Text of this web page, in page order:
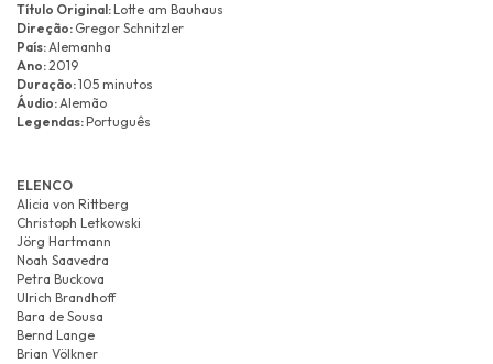
Título Original:Lotte am Bauhaus
Direção: Gregor Schnitzler
País:Alemanha
Ano:2019
Duração:105 minutos
Áudio:Alemão
Legendas:Português
ELENCO
Alicia von Rittberg
Christoph Letkowski
Jörg Hartmann
Noah Saavedra
Petra Buckova
Ulrich Brandhoff
Bara de Sousa
Bernd Lange
Brian Völkner